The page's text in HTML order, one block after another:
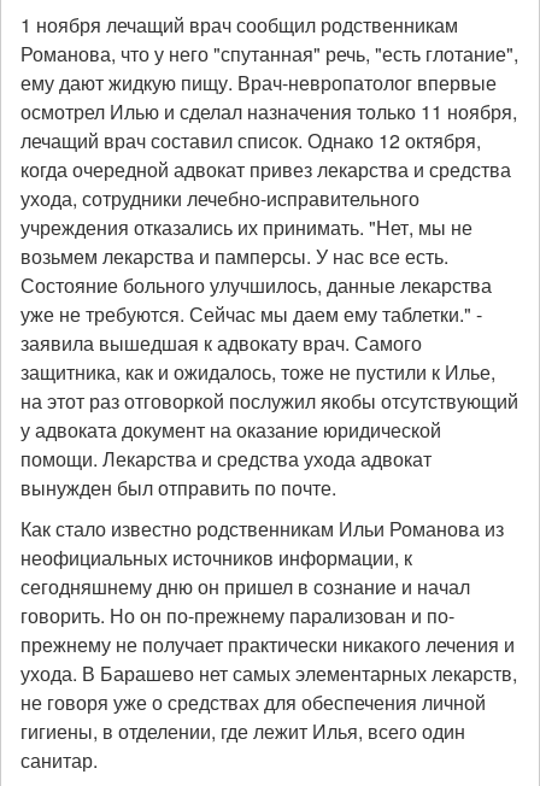
1 ноября лечащий врач сообщил родственникам
Романова, что у него "спутанная" речь, "есть глотание",
ему дают жидкую пищу. Врач-невропатолог впервые
осмотрел Илью и сделал назначения только 11 ноября,
лечащий врач составил список. Однако 12 октября,
когда очередной адвокат привез лекарства и средства
ухода, сотрудники лечебно-исправительного
учреждения отказались их принимать. "Нет, мы не
возьмем лекарства и памперсы. У нас все есть.
Состояние больного улучшилось, данные лекарства
уже не требуются. Сейчас мы даем ему таблетки." -
заявила вышедшая к адвокату врач. Самого
защитника, как и ожидалось, тоже не пустили к Илье,
на этот раз отговоркой послужил якобы отсутствующий
у адвоката документ на оказание юридической
помощи. Лекарства и средства ухода адвокат
вынужден был отправить по почте.
Как стало известно родственникам Ильи Романова из
неофициальных источников информации, к
сегодняшнему дню он пришел в сознание и начал
говорить. Но он по-прежнему парализован и по-
прежнему не получает практически никакого лечения и
ухода. В Барашево нет самых элементарных лекарств,
не говоря уже о средствах для обеспечения личной
гигиены, в отделении, где лежит Илья, всего один
санитар.